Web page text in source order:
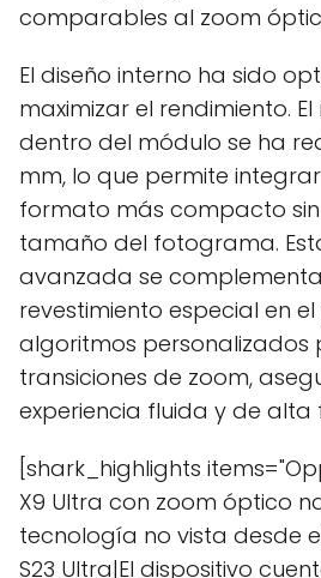
comparables al zoom
El diseño interno ha sido
maximizar el rendimiento.
dentro del módulo se ha
mm, lo que permite
formato más compacto
tamaño del fotograma.
avanzada se
revestimiento especial en
algoritmos personalizados
transiciones de zoom,
experiencia fluida y de alta
[shark_highlights
X9 Ultra con zoom óptico
tecnología no vista desde
S23 Ultra|El dispositivo